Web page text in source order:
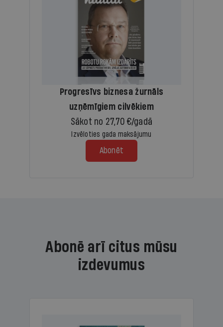
Progresīvs biznesa žurnāls
uzņēmīgiem cilvēkiem
Sākot no 27,70 €/gadā
Izvēloties gada maksājumu
Abonēt
Abonē arī citus mūsu
izdevumus